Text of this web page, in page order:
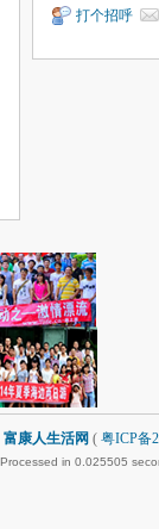
打个招呼
富康人生活网 ( 粤ICP备
Processed in 0.025505